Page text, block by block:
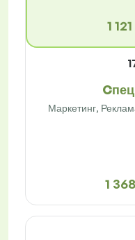
1
Маркетинг,
1